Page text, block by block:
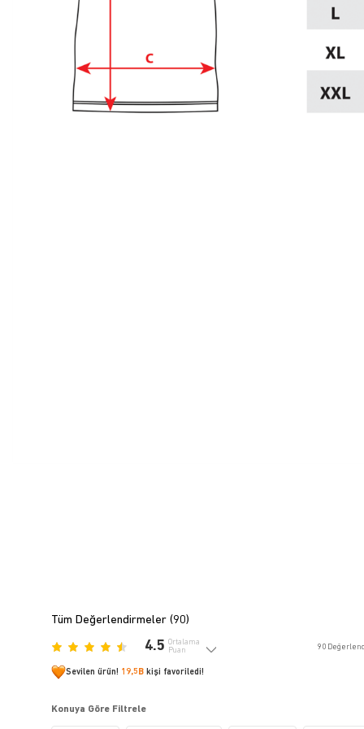
Tüm Değerlendirmeler (90)
4.5 Ortalama
Puan
90
Sevilen ürün! 19,5B kişi favoriledi!
Konuya Göre Filtrele